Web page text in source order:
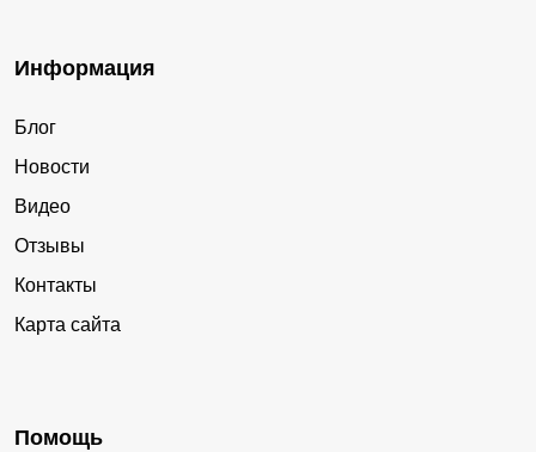
Информация
Блог
Новости
Видео
Отзывы
Контакты
Карта сайта
Помощь